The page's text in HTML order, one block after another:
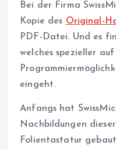
Bei der Firma
Kopie des Original-
PDF-Datei. Und es
welches spezieller
eingeht.
Anfangs hat
Nachbildungen
Folientastatur